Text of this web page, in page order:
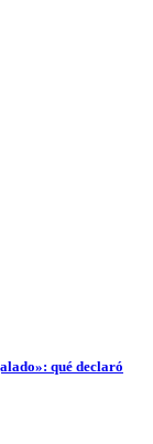
qué declaró